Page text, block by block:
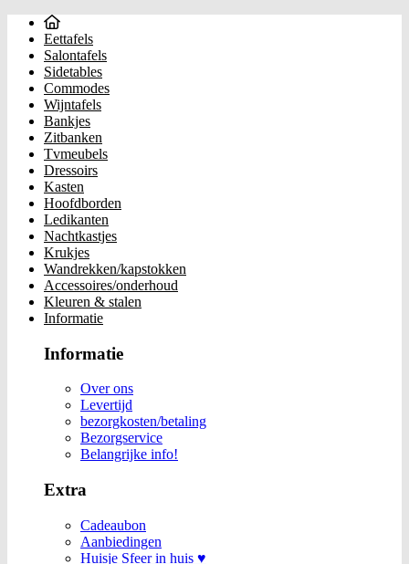
Eettafels
Salontafels
Sidetables
Commodes
Wijntafels
Bankjes
Zitbanken
Tvmeubels
Dressoirs
Kasten
Hoofdborden
Ledikanten
Nachtkastjes
Krukjes
Wandrekken/kapstokken
Accessoires/onderhoud
Kleuren & stalen
Informatie
Informatie
Over ons
Levertijd
bezorgkosten/betaling
Bezorgservice
Belangrijke info!
Extra
Cadeaubon
Aanbiedingen
Huisje Sfeer in huis ♥